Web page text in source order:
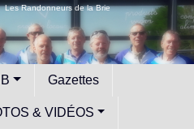
Les Randonneurs de la Brie
Gazettes
& VIDÉOS